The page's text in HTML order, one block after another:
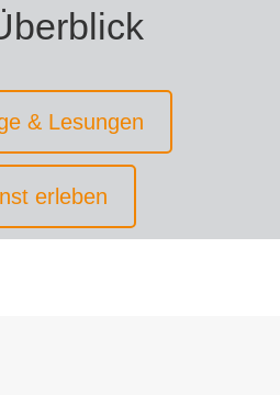
& Lesungen
erleben